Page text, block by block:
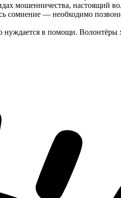
мошенничества, настоящий
сомнение — необходимо
в помощи. Волонтёры